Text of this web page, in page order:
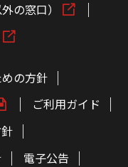
の窓口）
の方針
ご利用ガイド
電子公告